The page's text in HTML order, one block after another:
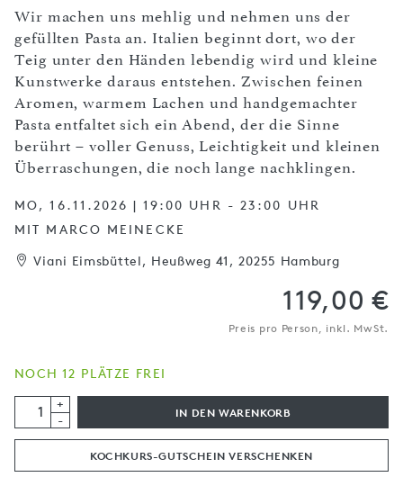
Wir machen uns mehlig und nehmen uns der
gefüllten Pasta an. Italien beginnt dort, wo der
Teig unter den Händen lebendig wird und kleine
Kunstwerke daraus entstehen. Zwischen feinen
Aromen, warmem Lachen und handgemachter
Pasta entfaltet sich ein Abend, der die Sinne
berührt – voller Genuss, Leichtigkeit und kleinen
Überraschungen, die noch lange nachklingen.
MO, 16.11.2026 | 19:00 UHR - 23:00 UHR
MIT MARCO MEINECKE
Viani Eimsbüttel, Heußweg 41, 20255 Hamburg
119,00 €
Preis pro Person, inkl. MwSt.
NOCH 12 PLÄTZE FREI
+
-
IN DEN WARENKORB
KOCHKURS-GUTSCHEIN VERSCHENKEN